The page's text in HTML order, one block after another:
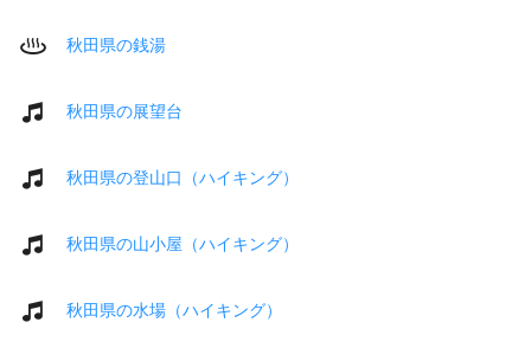
秋田県の銭湯
秋田県の展望台
秋田県の登山口（ハイキング）
秋田県の山小屋（ハイキング）
秋田県の水場（ハイキング）